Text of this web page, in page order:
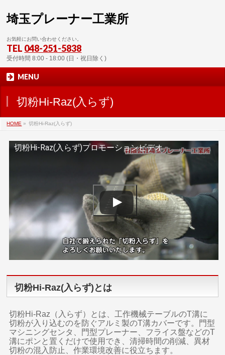
埼玉プレーナー工業所
お気軽にお問い合わせください。
TEL 048-251-5838
受付時間 8:00 - 18:00 (日・祝日除く)
MENU
切粉Hi-Raz(入らず)
HOME » 切粉Hi-Raz(入らず)
切粉Hi-Raz(入らず)プロモーションビデオ
切粉Hi-Raz(入らず)とは
切粉Hi-Raz（入らず）とは、工作機械テーブルのT溝に
切粉が入り込むのを防ぐアルミ製のT溝カバーです。門型
マシニングセンタ、門型プレーナー、フライス盤などのT
溝にポンと置くだけで使用でき、清掃時間の削減、異材
切粉の混入防止、作業環境改善に役立ちます。